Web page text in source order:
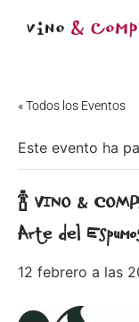
« Todos los Eventos
Este evento ha
🍾 VINO &
Arte del
12 febrero a las